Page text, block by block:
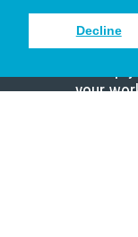
Decline
Sign up
your